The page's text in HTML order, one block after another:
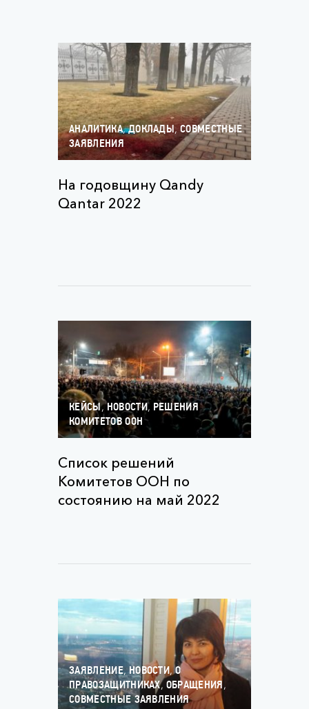
АНАЛИТИКА,ДОКЛАДЫ,СОВМЕСТНЫЕ
ЗАЯВЛЕНИЯ
На годовщину Qandy
Qantar 2022
КЕЙСЫ,НОВОСТИ, РЕШЕНИЯ
КОМИТЕТОВ ООН
Список решений
Комитетов ООН по
состоянию на май 2022
ЗАЯВЛЕНИЕ,НОВОСТИ,О
ПРАВОЗАЩИТНИКАХ, ОБРАЩЕНИЯ,
СОВМЕСТНЫЕ ЗАЯВЛЕНИЯ